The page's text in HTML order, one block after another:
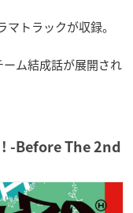
トラックが収録。
ーム結成話が展開され
-Before The 2nd